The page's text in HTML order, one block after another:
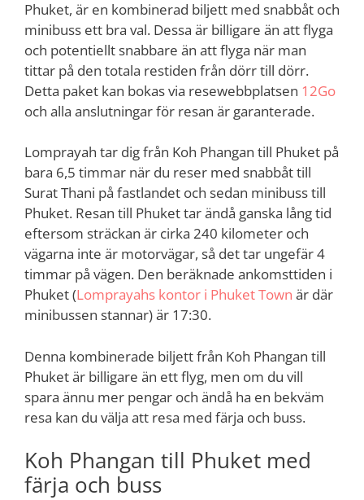
Phuket, är en kombinerad biljett med snabbåt och
minibuss ett bra val. Dessa är billigare än att flyga
och potentiellt snabbare än att flyga när man
tittar på den totala restiden från dörr till dörr.
Detta paket kan bokas via resewebbplatsen 12Go
och alla anslutningar för resan är garanterade.
Lomprayah tar dig från Koh Phangan till Phuket på
bara 6,5 timmar när du reser med snabbåt till
Surat Thani på fastlandet och sedan minibuss till
Phuket. Resan till Phuket tar ändå ganska lång tid
eftersom sträckan är cirka 240 kilometer och
vägarna inte är motorvägar, så det tar ungefär 4
timmar på vägen. Den beräknade ankomsttiden i
Phuket (Lomprayahs kontor i Phuket Town är där
minibussen stannar) är 17:30.
Denna kombinerade biljett från Koh Phangan till
Phuket är billigare än ett flyg, men om du vill
spara ännu mer pengar och ändå ha en bekväm
resa kan du välja att resa med färja och buss.
Koh Phangan till Phuket med
färja och buss